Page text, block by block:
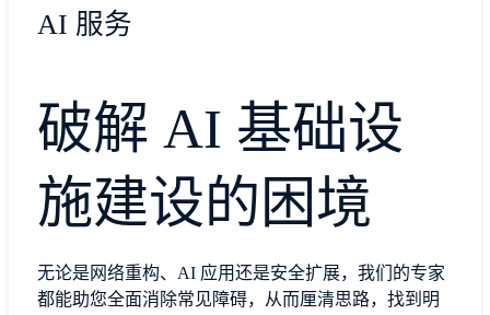
AI 服务
破解 AI 基础设
施建设的困境
无论是网络重构、AI 应用还是安全扩展，我们的专家
都能助您全面消除常见障碍，从而厘清思路，找到明